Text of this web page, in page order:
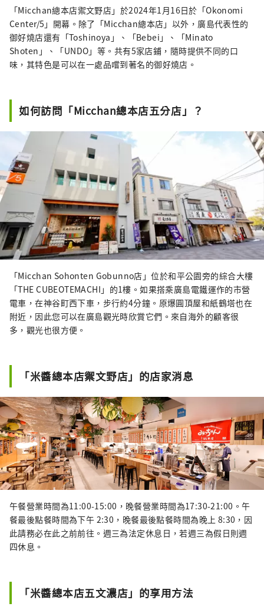
「Micchan總本店禦文野店」於2024年1月16日於「Okonomi
Center/5」開​​幕。除了「Micchan總本店」以外，廣島代表性的
御好燒店還有「Toshinoya」、「Bebei」、「Minato
Shoten」、「UNDO」等。共有5家店鋪，隨時提供不同的口
味，其特色是可以在一處品嚐到著名的御好燒店。
如何訪問「Micchan總本店五分店」？
「Micchan Sohonten Gobunno店」位於和平公園旁的綜合大樓
「THE CUBEOTEMACHI」的1樓。如果搭乘廣島電鐵運作的市營
電車，在神谷町西下車，步行約4分鐘。原爆圓頂屋和紙鶴塔也在
附近，因此您可以在廣島觀光時欣賞它們。來自海外的顧客很
多，觀光也很方便。
「米醬總本店禦文野店」的店家消息
午餐營業時間為11:00-15:00，晚餐營業時間為17:30-21:00。午
餐最後點餐時間為下午 2:30，晚餐最後點餐時間為晚上 8:30，因
此請務必在此之前前往。週三為法定休息日，若週三為假日則週
四休息。
「米醬總本店五文濃店」的享用方法